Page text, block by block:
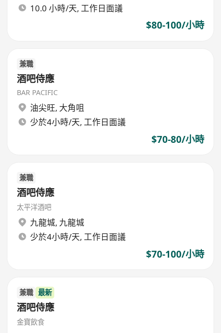
10.0 小時/天, 工作日面議
$80-100/小時
兼職
酒吧侍應
BAR PACIFIC
油尖旺, 大角咀
少於4小時/天, 工作日面議
$70-80/小時
兼職
酒吧侍應
太平洋酒吧
九龍城, 九龍城
少於4小時/天, 工作日面議
$70-100/小時
兼職 最新
酒吧侍應
金寶飲食